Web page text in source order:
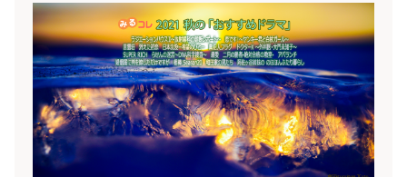
パックで自動録画される、2021年秋のおすすめのド
ラマ群をご紹介♪◆レグザのみるコレサービスで
は、「刑事ドラマ」や「恋愛小説ドラマ」など、好
みのカテゴリーごとにドラマをおまかせ録画するこ
とができます。そして先日、新たにマンガや小説好
きの方におすすめな、「マンガ・小説原作ドラマ」
パックをリリースしました。ぜひ、使ってみてくだ
さいね！